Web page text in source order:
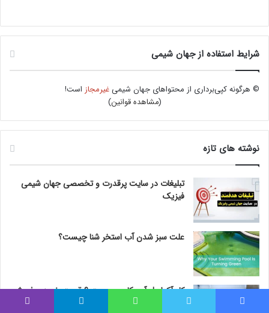
شرایط استفاده از جهان شیمی
© هرگونه کپی‌برداری از محتواهای جهان شیمیغیرمجاز است!
(مشاهده قوانین)
نوشته های تازه
تبلیغات در سایت پرقدرت و تخصصی جهان شیمی
فیزیک
علت سبز شدن آب استخر شنا چیست؟
کلر آکواپول آمریکایی چیست ؟ قیمت خرید و فروش